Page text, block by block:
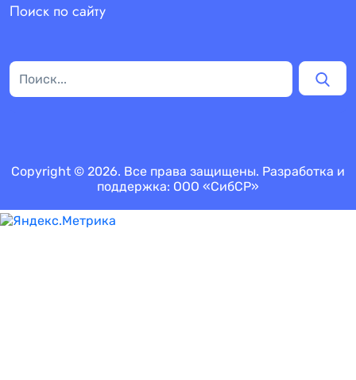
Поиск по сайту
Copyright © 2026. Все права защищены. Разработка и
поддержка: ООО «СибСР»